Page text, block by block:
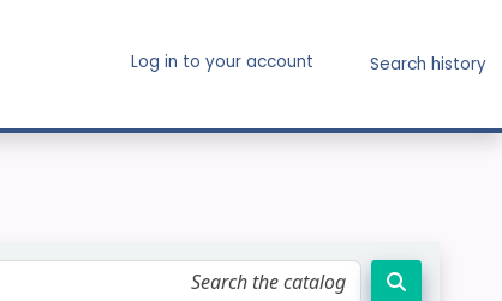
Log in to your account Search history